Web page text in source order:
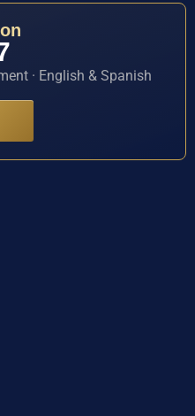
· English & Spanish